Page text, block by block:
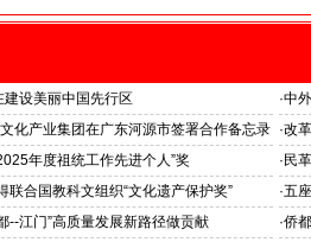
设美丽中国先行区 ·中
化产业集团在广东河源市签署合作备忘录 ·改
--中
年度祖统工作先进个人”奖 · 民
合国教科文组织“文化遗产保护奖”
江门采访之四
·五
--中
--江门”高质量发展新路径做贡献
·侨